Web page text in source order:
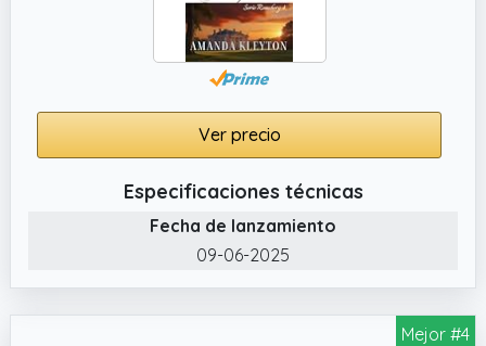
Ver precio
Especificaciones técnicas
Fecha de lanzamiento
09-06-2025
Mejor #4